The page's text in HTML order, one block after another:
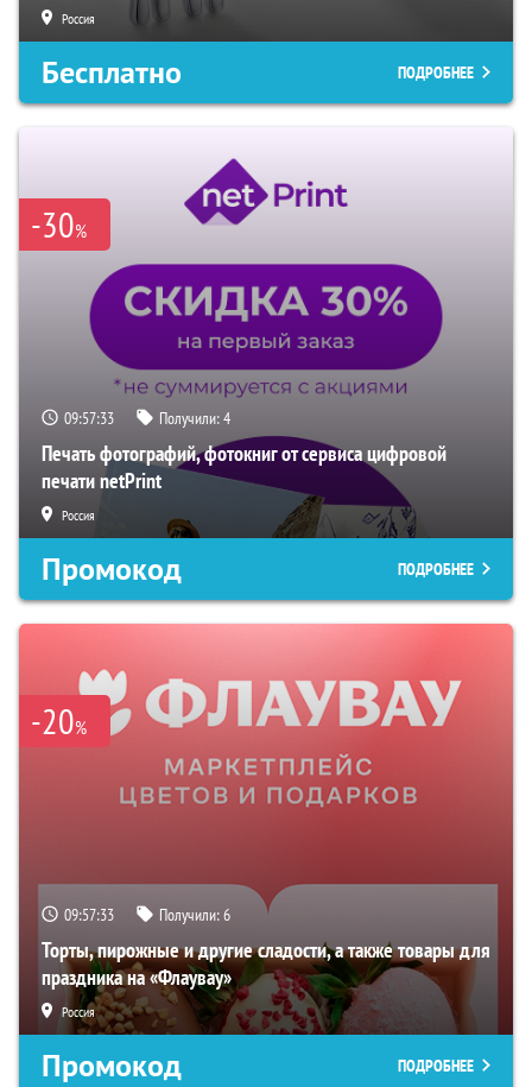
Россия
Бесплатно ПОДРОБНЕЕ
-30%
09:57:32 Получили:4
Печать фотографий, фотокниг от сервиса цифровой
печати netPrint
Россия
Промокод ПОДРОБНЕЕ
-20%
09:57:32 Получили:6
Торты, пирожные и другие сладости, а также товары для
праздника на «Флаувау»
Россия
Промокод ПОДРОБНЕЕ